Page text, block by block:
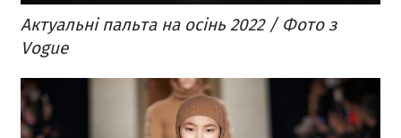
Актуальні пальта на осінь 2022 / Фото з
Vogue